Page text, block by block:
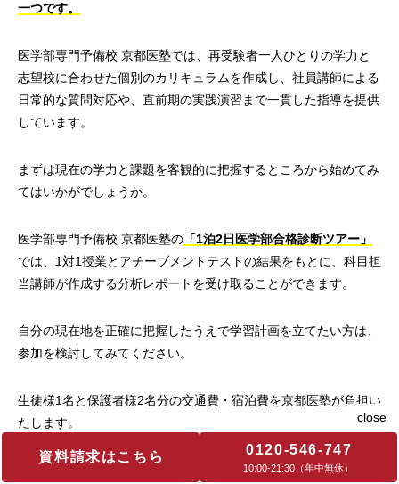
資料請求はこちら 0120-546-747
10:00‐21:30（年中無休）
一つです。
医学部専門予備校 京都医塾では、再受験者一人ひとりの学力と
志望校に合わせた個別のカリキュラムを作成し、社員講師による
日常的な質問対応や、直前期の実践演習まで一貫した指導を提供
しています。
まずは現在の学力と課題を客観的に把握するところから始めてみ
てはいかがでしょうか。
医学部専門予備校 京都医塾の 「1泊2日医学部合格診断ツアー」
では、1対1授業とアチーブメントテストの結果をもとに、科目担
当講師が作成する分析レポートを受け取ることができます。
自分の現在地を正確に把握したうえで学習計画を立てたい方は、
参加を検討してみてください。
生徒様1名と保護者様2名分の交通費・宿泊費を京都医塾が負担い
たします。